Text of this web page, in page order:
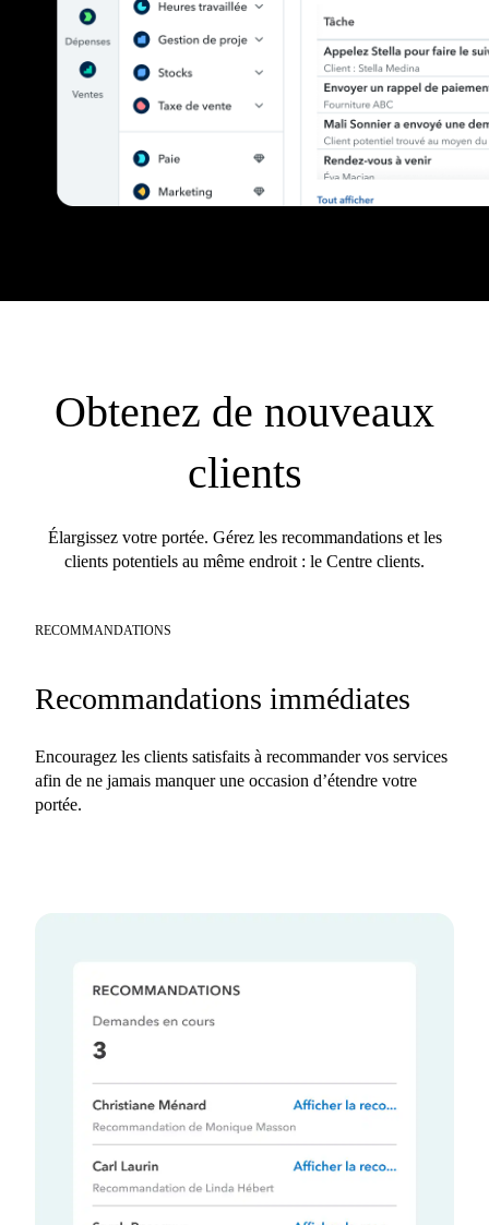
Obtenez de nouveaux
clients
Élargissez votre portée. Gérez les recommandations et les
clients potentiels au même endroit : le Centre clients.
RECOMMANDATIONS
Recommandations immédiates
Encouragez les clients satisfaits à recommander vos services
afin de ne jamais manquer une occasion d’étendre votre
portée.